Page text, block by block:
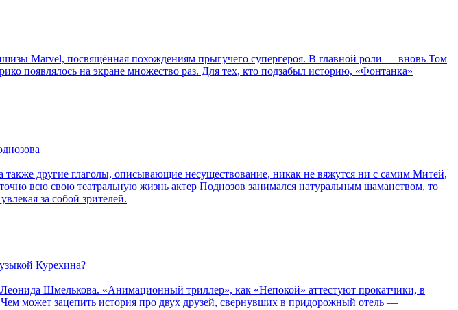
Marvel, посвящённая похождениям прыгучего супергероя. В главной роли — вновь Том
появлялось на экране множество раз. Для тех, кто подзабыл историю, «Фонтанка»
также другие глаголы, описывающие несуществование, никак не вяжутся ни с самим Митей,
всю свою театральную жизнь актер Поднозов занимался натуральным шаманством, то
за собой зрителей.
Курехина?
Шмелькова. «Анимационный триллер», как «Непокой» аттестуют прокатчики, в
может зацепить история про двух друзей, свернувших в придорожный отель —